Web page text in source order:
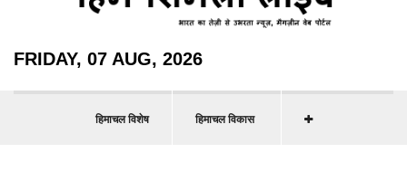
FRIDAY, 07 AUG, 2026
हिमाचल विशेष हिमाचल विकास